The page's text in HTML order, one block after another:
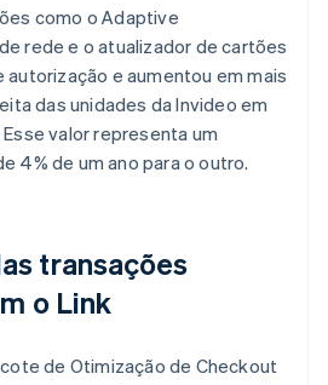
como o Adaptive
rede e o atualizador de cartões
autorização e aumentou em mais
das unidades da Invideo em
Esse valor representa um
4% de um ano para o outro.
transações
o Link
de Otimização de Checkout